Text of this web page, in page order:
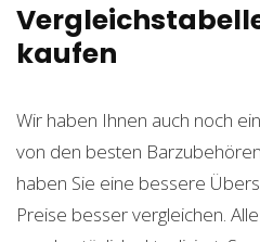
kaufen
Wir haben Ihnen auch noch
von den besten
haben Sie eine bessere
Preise besser vergleichen.